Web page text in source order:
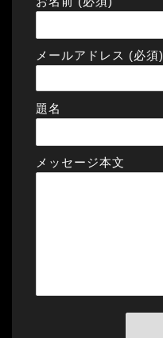
メールアドレス (必須)
題名
メッセージ本文